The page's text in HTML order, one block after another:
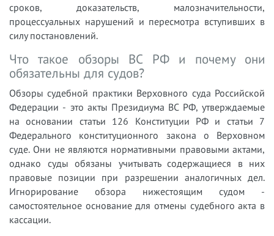
сроков, доказательств, малозначительности,
процессуальных нарушений и пересмотра вступивших в
силу постановлений.
Что такое обзоры ВС РФ и почему они
обязательны для судов?
Обзоры судебной практики Верховного суда Российской
Федерации - это акты Президиума ВС РФ, утверждаемые
на основании статьи 126 Конституции РФ и статьи 7
Федерального конституционного закона о Верховном
суде. Они не являются нормативными правовыми актами,
однако суды обязаны учитывать содержащиеся в них
правовые позиции при разрешении аналогичных дел.
Игнорирование обзора нижестоящим судом -
самостоятельное основание для отмены судебного акта в
кассации.